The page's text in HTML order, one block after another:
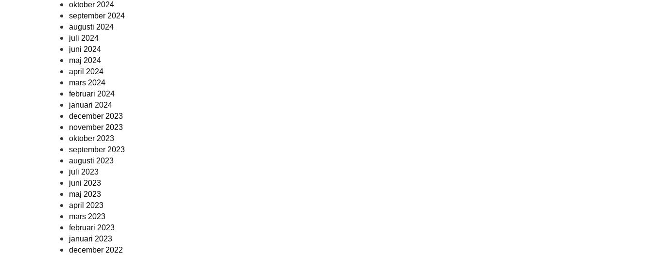
oktober 2024
september 2024
augusti 2024
juli 2024
juni 2024
maj 2024
april 2024
mars 2024
februari 2024
januari 2024
december 2023
november 2023
oktober 2023
september 2023
augusti 2023
juli 2023
juni 2023
maj 2023
april 2023
mars 2023
februari 2023
januari 2023
december 2022